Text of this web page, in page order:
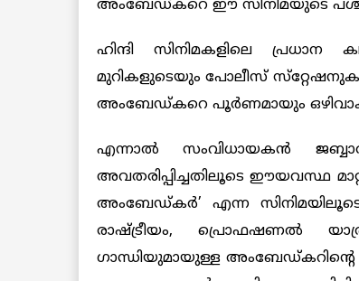
അംബേഡ്കറെ ഈ സിനിമയുടെ
ഹിന്ദി സിനിമകളിലെ പ്രധാന
മുറികളുടെയും പോലീസ്
അംബേഡ്കറെ പൂര്‍ണമായും
എന്നാല്‍ സംവിധായകന്‍
അവതരിപ്പിച്ചതിലൂടെ ഈയവസ്ഥ
അംബേഡ്കര്‍’ എന്ന സിനിമയിലൂടെ
രാഷ്ട്രീയം, പ്രൊഫഷണല്‍
ഗാന്ധിയുമായുള്ള അംബേഡ്കറിന്റെ